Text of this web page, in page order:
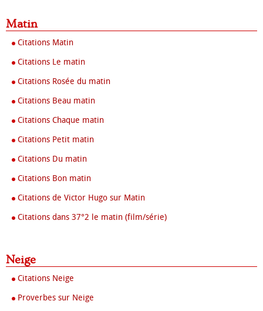
Matin
Citations Matin
Citations Le matin
Citations Rosée du matin
Citations Beau matin
Citations Chaque matin
Citations Petit matin
Citations Du matin
Citations Bon matin
Citations de Victor Hugo sur Matin
Citations dans 37°2 le matin (film/série)
Neige
Citations Neige
Proverbes sur Neige